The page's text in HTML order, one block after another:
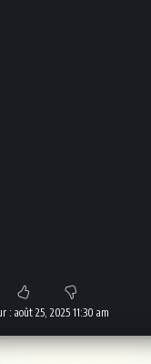
: août 25, 2025 11:30 am